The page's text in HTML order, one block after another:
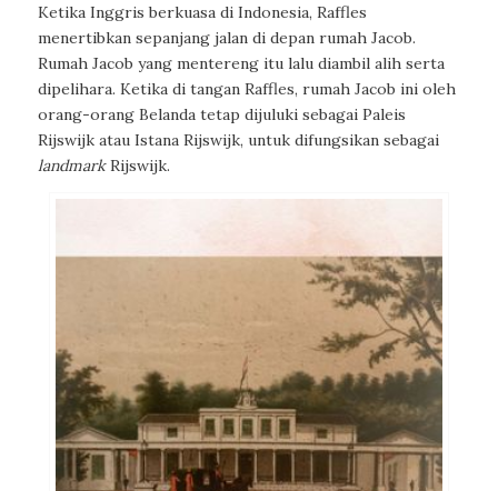
Ketika Inggris berkuasa di Indonesia, Raffles
menertibkan sepanjang jalan di depan rumah Jacob.
Rumah Jacob yang mentereng itu lalu diambil alih serta
dipelihara. Ketika di tangan Raffles, rumah Jacob ini oleh
orang-orang Belanda tetap dijuluki sebagai Paleis
Rijswijk atau Istana Rijswijk, untuk difungsikan sebagai
landmarkRijswijk.